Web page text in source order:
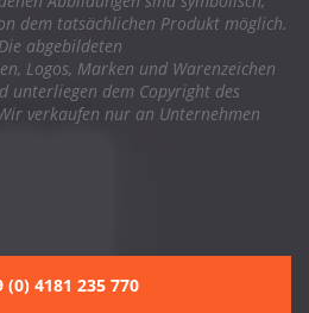
dem tatsächlichen Produkt möglich.
abgebildeten
Logos, Marken und Warenzeichen
unterliegen dem Copyright des
verkaufen nur an Unternehmen
(0) 4181 235 770